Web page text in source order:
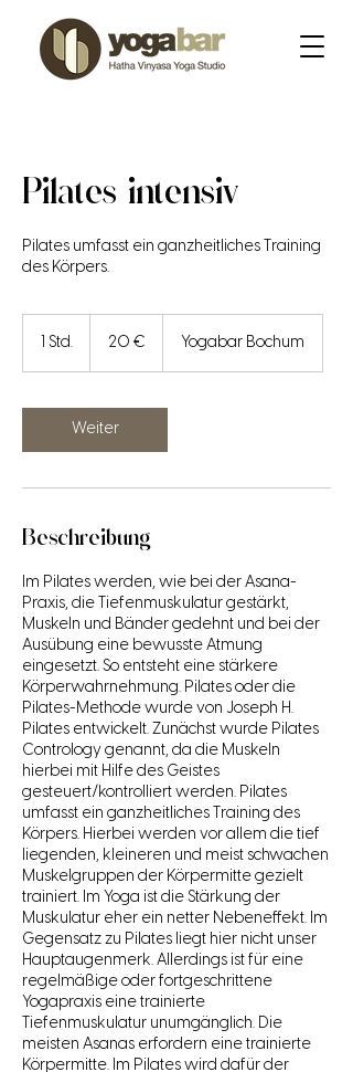
Pilates intensiv
Pilates umfasst ein ganzheitliches Training
des Körpers.
1 Std.
d
Euro
20 € Yogabar Bochum
Weiter
Beschreibung
Im Pilates werden, wie bei der Asana-
Praxis, die Tiefenmuskulatur gestärkt,
Muskeln und Bänder gedehnt und bei der
Ausübung eine bewusste Atmung
eingesetzt. So entsteht eine stärkere
Körperwahrnehmung. Pilates oder die
Pilates-Methode wurde von Joseph H.
Pilates entwickelt. Zunächst wurde Pilates
Contrology genannt, da die Muskeln
hierbei mit Hilfe des Geistes
gesteuert/kontrolliert werden. Pilates
umfasst ein ganzheitliches Training des
Körpers. Hierbei werden vor allem die tief
liegenden, kleineren und meist schwachen
Muskelgruppen der Körpermitte gezielt
trainiert. Im Yoga ist die Stärkung der
Muskulatur eher ein netter Nebeneffekt. Im
Gegensatz zu Pilates liegt hier nicht unser
Hauptaugenmerk. Allerdings ist für eine
regelmäßige oder fortgeschrittene
Yogapraxis eine trainierte
Tiefenmuskulatur unumgänglich. Die
meisten Asanas erfordern eine trainierte
Körpermitte. Im Pilates wird dafür der